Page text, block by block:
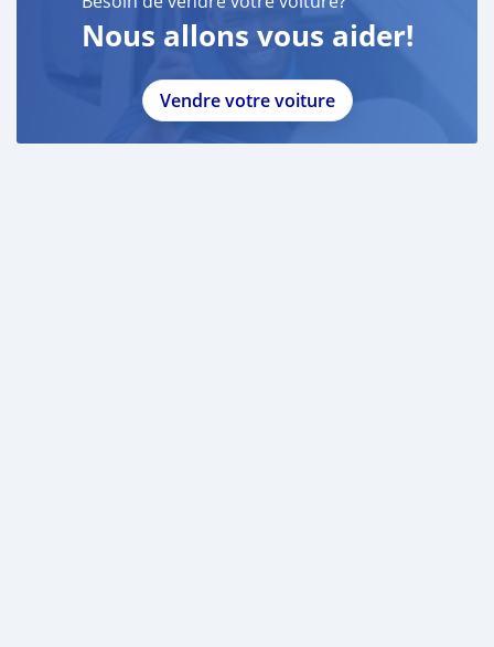
Nous allons vous aider!
Vendre votre voiture